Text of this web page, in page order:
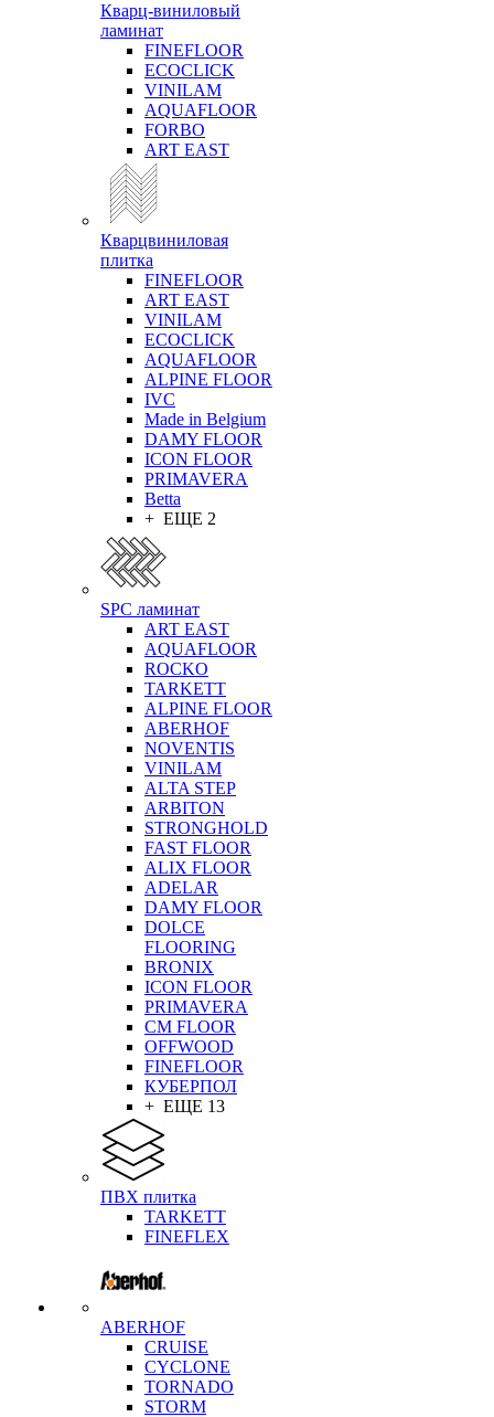
Кварц-виниловый
ламинат
FINEFLOOR
ECOCLICK
VINILAM
AQUAFLOOR
FORBO
ART EAST
Кварцвиниловая
плитка
FINEFLOOR
ART EAST
VINILAM
ECOCLICK
AQUAFLOOR
ALPINE FLOOR
IVC
Made in Belgium
DAMY FLOOR
ICON FLOOR
PRIMAVERA
Betta
+ ЕЩЕ 2
SPC ламинат
ART EAST
AQUAFLOOR
ROCKO
TARKETT
ALPINE FLOOR
ABERHOF
NOVENTIS
VINILAM
ALTA STEP
ARBITON
STRONGHOLD
FAST FLOOR
ALIX FLOOR
ADELAR
DAMY FLOOR
DOLCE
FLOORING
BRONIX
ICON FLOOR
PRIMAVERA
CM FLOOR
OFFWOOD
FINEFLOOR
КУБЕРПОЛ
+ ЕЩЕ 13
ПВХ плитка
TARKETT
FINEFLEX
ABERHOF
CRUISE
CYCLONE
TORNADO
STORM